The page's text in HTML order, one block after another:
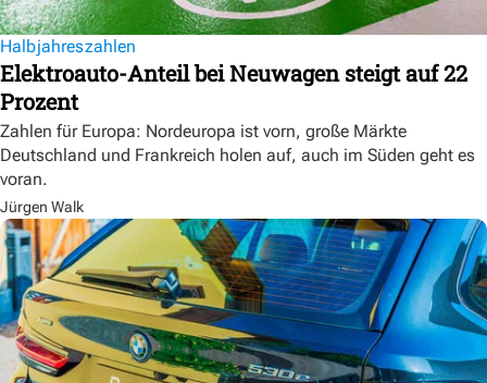
Halbjahreszahlen
Elektroauto-Anteil bei Neuwagen steigt auf 22
Prozent
Zahlen für Europa: Nordeuropa ist vorn, große Märkte
Deutschland und Frankreich holen auf, auch im Süden geht es
voran.
Jürgen Walk